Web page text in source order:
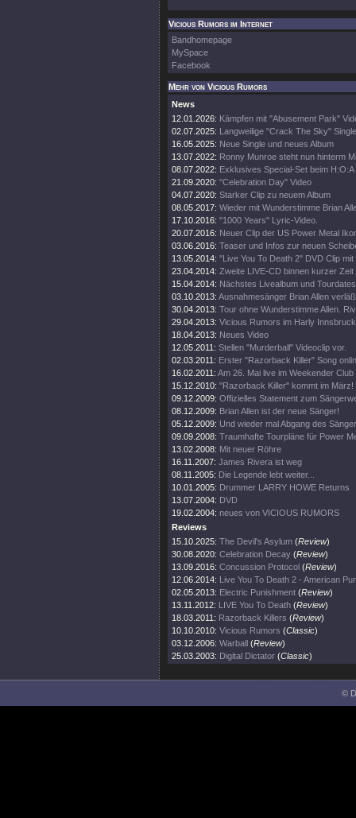
Vicious Rumors im Internet
Bandhomepage
MySpace
Facebook
Mehr von Vicious Rumors
News
12.01.2026: Kämpfen mit "Abusement Park"
02.07.2025: Langweilige "Crack The Sky"
16.05.2025: Neue Single und neues Album
13.07.2022: Ronny Munroe steht nun hinterm
08.07.2022: Exklusives Special-Set beim H:O:A
21.09.2020: "Celebration Day" Video
04.07.2020: Starker Clip zu neuem Album
08.05.2017: Wieder mit Wunderstimme Brian
17.10.2016: "1000 Years" Lyric-Video.
20.07.2016: Neuer Clip der US Power Metal
03.06.2016: Teaser und Infos zur neuen
13.05.2014: "Live You To Death 2" DVD Clip
23.04.2014: Zweite LIVE-CD binnen kurzer Zeit
15.04.2014: Nächstes Livealbum und
03.10.2013: Ausnahmesänger Brian Allen
30.04.2013: Tour ohne Wunderstimme Allen.
29.04.2013: Vicious Rumors im Harly
18.04.2013: Neues Video
12.05.2011: Stellen "Murderball" Videoclip vor.
02.03.2011: Erster "Razorback Killer" Song
16.02.2011: Am 26. Mai live im Weekender
15.12.2010: "Razorback Killer" kommt im März!
09.12.2009: Offizielles Statement zum
08.12.2009: Brian Allen ist der neue Sänger!
05.12.2009: Und wieder mal Abgang des
09.09.2008: Traumhafte Tourpläne für Power
13.02.2008: Mit neuer Röhre
16.11.2007: James Rivera ist weg
08.11.2005: Die Legende lebt weiter...
10.01.2005: Drummer LARRY HOWE Returns
13.07.2004: DVD
19.02.2004: neues von VICIOUS RUMORS
Reviews
15.10.2025: The Devil's Asylum (Review)
30.08.2020: Celebration Decay (Review)
13.09.2016: Concussion Protocol (Review)
12.06.2014: Live You To Death 2 - American
02.05.2013: Electric Punishment (Review)
13.11.2012: LIVE You To Death (Review)
18.03.2011: Razorback Killers (Review)
10.10.2010: Vicious Rumors (Classic)
03.12.2006: Warball (Review)
25.03.2003: Digital Dictator (Classic)
©